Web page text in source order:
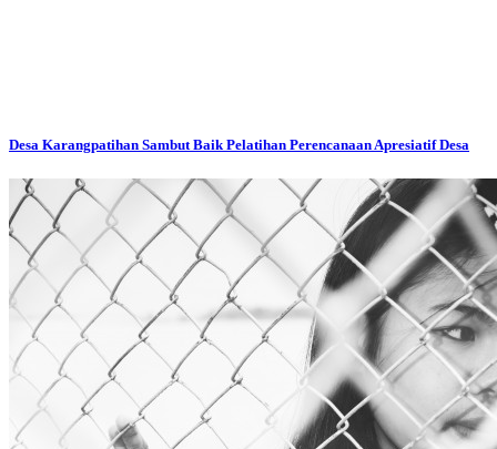
Desa Karangpatihan Sambut Baik Pelatihan Perencanaan Apresiatif Desa